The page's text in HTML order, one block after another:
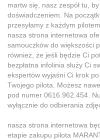
martw się, nasz zespół tu,
doświadczeniem. Na
przesyłamy z każdym
nasza strona internetowa
samouczków do większości
również, że jeśli będzie Ci
bezpłatna infolinia służy Ci
ekspertów wyjaśni Ci krok
Twojego pilota. Możesz
pod numer 0616.962.454.
wyłącznie do odbierania
nasza strona internetowa
etapie zakupu pilota